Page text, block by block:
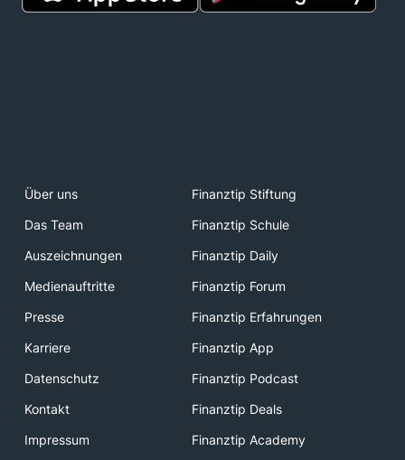
Über uns
Finanztip Stiftung
Das Team
Finanztip Schule
Auszeichnungen
Finanztip Daily
Medienauftritte
Finanztip Forum
Presse
Finanztip Erfahrungen
Karriere
Finanztip App
Datenschutz
Finanztip Podcast
Kontakt
Finanztip Deals
Impressum
Finanztip Academy